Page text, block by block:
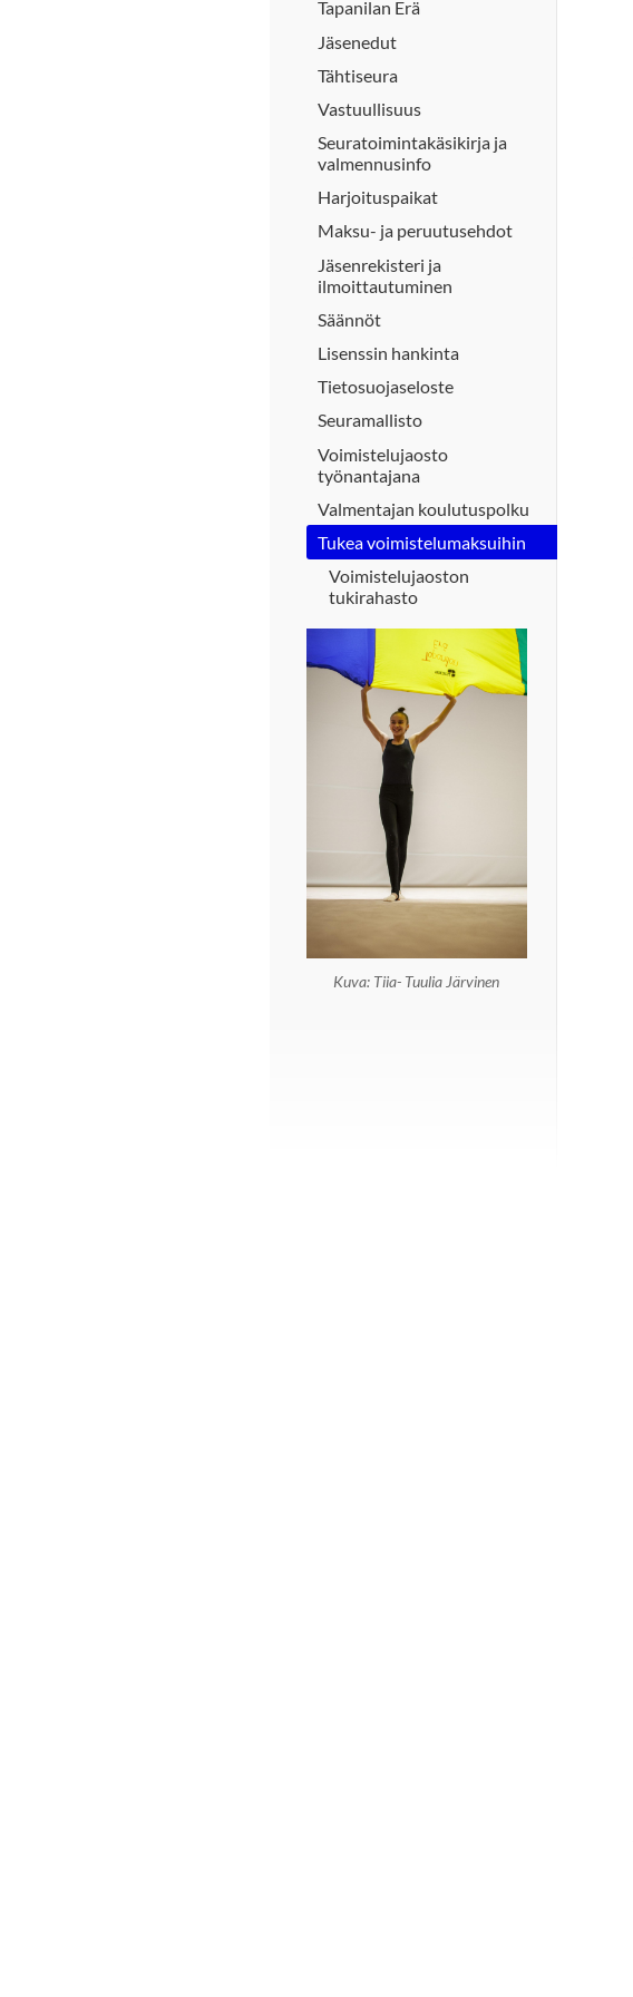
Tapanilan Erä
Jäsenedut
Tähtiseura
Vastuullisuus
Seuratoimintakäsikirja ja
valmennusinfo
Harjoituspaikat
Maksu- ja peruutusehdot
Jäsenrekisteri ja
ilmoittautuminen
Säännöt
Lisenssin hankinta
Tietosuojaseloste
Seuramallisto
Voimistelujaosto
työnantajana
Valmentajan koulutuspolku
Tukea voimistelumaksuihin
Voimistelujaoston
tukirahasto
Kuva: Tiia- Tuulia Järvinen